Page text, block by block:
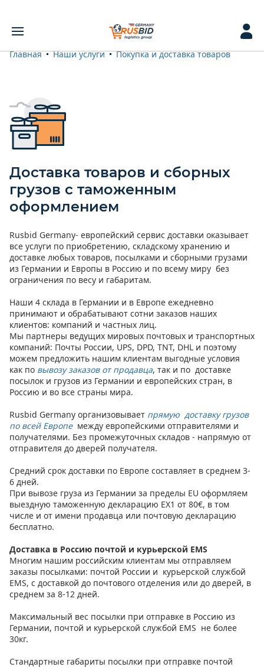
Главная Наши услуги Покупка и доставка товаров
Доставка товаров и сборных
грузов с таможенным
оформлением
Rusbid Germany- европейский сервис доставки оказывает
все услуги по приобретению, складскому хранению и
доставке любых товаров, посылками и сборными грузами
из Германии и Европы в Россию и по всему миру без
ограничения по весу и габаритам.
Наши 4 склада в Германии и в Европе ежедневно
принимают и обрабатывают сотни заказов наших
клиентов: компаний и частных лиц.
Мы партнеры ведущих мировых почтовых и транспортных
компаний: Почты России, UPS, DPD, TNT, DHL и поэтому
можем предложить нашим клиентам выгодные условия
как по вывозу заказов от продавца, так и по доставке
посылок и грузов из Германии и европейских стран, в
Россию и во все страны мира.
Rusbid Germany организовывает прямую доставку грузов
по всей Европемежду европейскими отправителями и
получателями. Без промежуточных складов - напрямую от
отправителя до дверей получателя.
Средний срок доставки по Европе составляет в среднем 3-
6 дней.
При вывозе груза из Германии за пределы EU оформляем
выездную таможенную декларацию EX1 от 80€, в том
числе и от имени продавца или почтовую декларацию
бесплатно.
Доставка в Россию почтой и курьерской EMS
Многим нашим российским клиентам мы отправляем
заказы посылками: почтой России и курьерской службой
EMS, с доставкой до почтового отделения или до дверей, в
среднем за 8-12 дней.
Максимальный вес посылки при отправке в Россию из
Германии, почтой и курьерской службой EMS не более
30кг.
Стандартные габариты посылки при отправке почтой